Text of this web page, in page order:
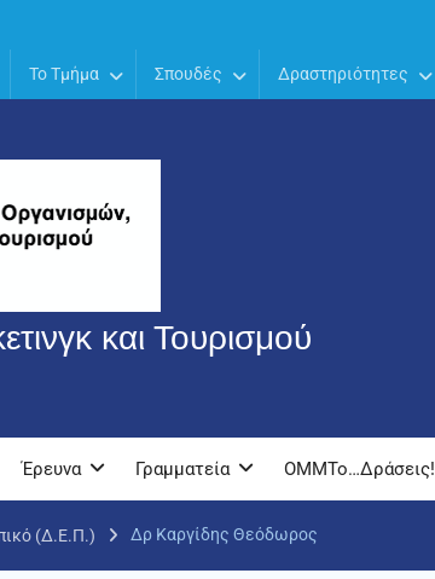
Το Τμήμα Σπουδές Δραστηριότητες
και Τουρισμού
Έρευνα Γραμματεία OMMTo…Δράσεις!
(Δ.Ε.Π.) Δρ Καργίδης Θεόδωρος